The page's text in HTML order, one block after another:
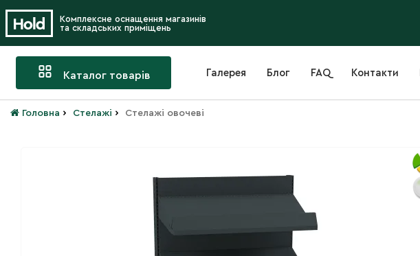
Комплексне оснащення магазинів
та складських приміщень
Каталог товарів Галерея Блог FAQ Контакти
Головна › Стелажі › Стелажі овочеві